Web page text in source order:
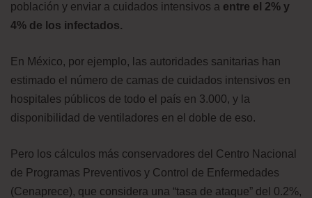
población y enviar a cuidados intensivos a entre el 2% y
4% de los infectados.
En México, por ejemplo, las autoridades sanitarias han
estimado el número de camas de cuidados intensivos en
hospitales públicos de todo el país en 3.000, y la
disponibilidad de ventiladores en el doble de eso.
Pero los cálculos más conservadores del Centro Nacional
de Programas Preventivos y Control de Enfermedades
(Cenaprece), que considera una “tasa de ataque” del 0.2%,